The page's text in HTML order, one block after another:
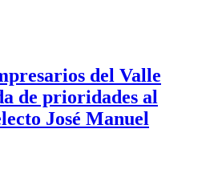
del Valle
de prioridades al
José Manuel